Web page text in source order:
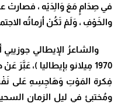
في صِدَامٍ مَعَ وَالِدَيْه ، فصارتْ
والخَوْفِ ، وَلَمْ تَكُنْ أزماتُه
والشاعرُ الإيطالي جوزيبي
1970 مِيلانو بإيطاليا )، عَبَّرَ
عَنْ
فِكرة المَوْتِ وَهَاجِسِهِ عَلى
ومُختبئ في ليل الزمان